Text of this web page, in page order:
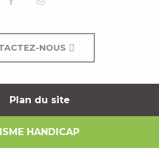
NOUS
Plan du site
HANDICAP